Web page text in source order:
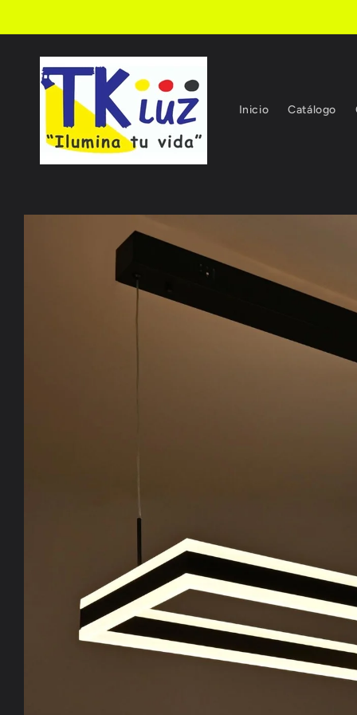
al contenido
Inicio Catálogo
directamente
información